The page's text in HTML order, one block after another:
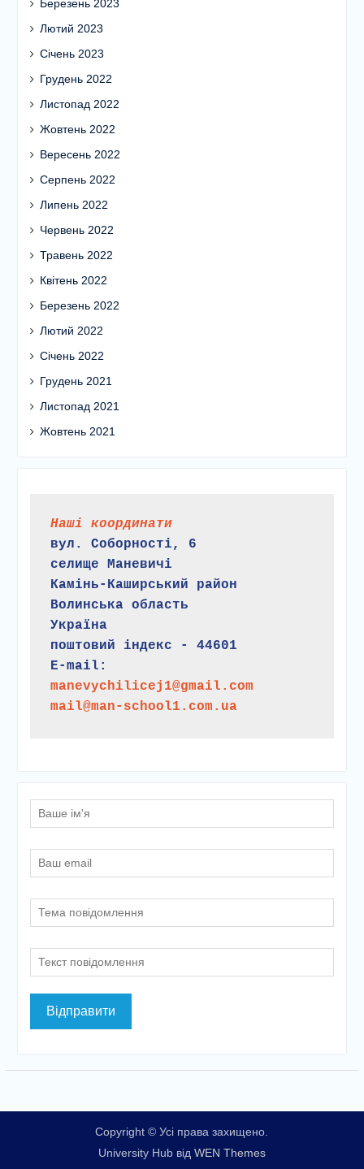
Березень 2023
Лютий 2023
Січень 2023
Грудень 2022
Листопад 2022
Жовтень 2022
Вересень 2022
Серпень 2022
Липень 2022
Червень 2022
Травень 2022
Квітень 2022
Березень 2022
Лютий 2022
Січень 2022
Грудень 2021
Листопад 2021
Жовтень 2021
Наші координати
вул. Соборності, 6
селище Маневичі
Камінь-Каширський район
Волинська область
Україна
поштовий індекс - 44601
E-mail:
manevychilicej1@gmail.com
mail@man-school1.com.ua
Copyright © Усі права захищено.
University Hub від WEN Themes